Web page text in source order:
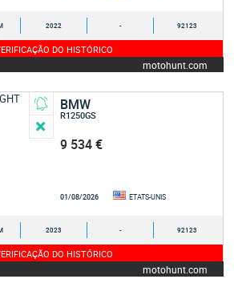
2022 - 92123
DO HISTÓRICO
motohunt.com
BMW
R1250GS
9 534 €
01/08/2026 ETATS-UNIS
2023 - 92123
DO HISTÓRICO
motohunt.com